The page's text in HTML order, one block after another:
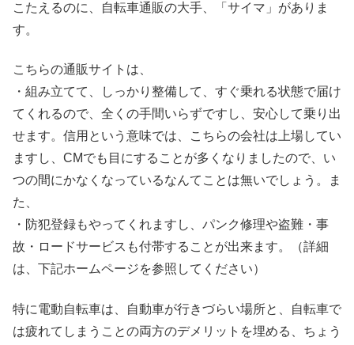
こたえるのに、自転車通販の大手、「サイマ」がありま
す。
こちらの通販サイトは、
・組み立てて、しっかり整備して、すぐ乗れる状態で届け
てくれるので、全くの手間いらずですし、安心して乗り出
せます。信用という意味では、こちらの会社は上場してい
ますし、CMでも目にすることが多くなりましたので、い
つの間にかなくなっているなんてことは無いでしょう。ま
た、
・防犯登録もやってくれますし、パンク修理や盗難・事
故・ロードサービスも付帯することが出来ます。（詳細
は、下記ホームページを参照してください）
特に電動自転車は、自動車が行きづらい場所と、自転車で
は疲れてしまうことの両方のデメリットを埋める、ちょう